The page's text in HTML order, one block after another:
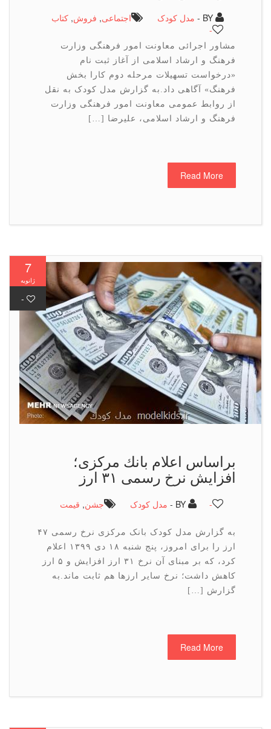
مدل کودک اجتماعی,فروش , كتاب
مشاور اجرائی معاونت امور فرهنگی وزارت
فرهنگ و ارشاد اسلامی از آغاز ثبت‎ نام
«درخواست تسهیلات مرحله دوم کارا بخش
فرهنگ» آگاهی داد.به گزارش مدل کودک به نقل
از روابط عمومی معاونت امور فرهنگی وزارت
فرهنگ و ارشاد اسلامی، علیرضا […]
Read More
7
ژانویه
-
براساس اعلام بانك مركزی؛
افزایش نرخ رسمی ۳۱ ارز
BY - مدل کودک جشن,قیمت
به گزارش مدل کودک بانک مرکزی نرخ رسمی ۴۷
ارز را برای امروز، پنج شنبه ۱۸ دی ۱۳۹۹ اعلام
کرد، که بر مبنای آن نرخ ۳۱ ارز افزایش و ۵ ارز
کاهش داشت؛ نرخ سایر ارزها هم ثابت ماند.به
گزارش […]
Read More